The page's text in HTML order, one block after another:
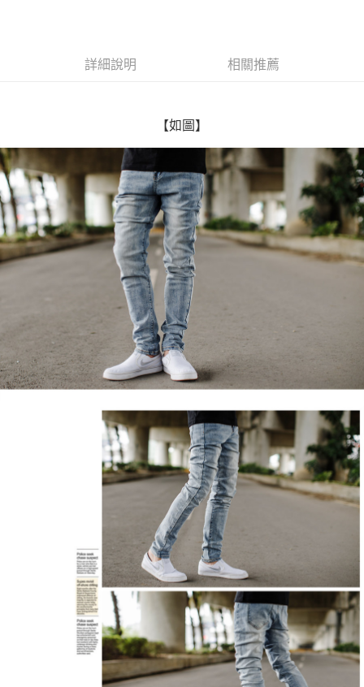
AFTEE先享後付是「在收到商品之後才付款」的支付方式。 讓您購物簡單
３．安心：先確認商品／服務後，再付款。
【「AFTEE先享後付」結帳流程】
１．於結帳方式選擇「AFTEE先享後付」後，將跳轉至「AFTEE先享後付」
結帳頁面，進行簡訊認證並確認金額後，即可完成結帳。
２．訂單成立數日內，您將收到繳費通知簡訊。
３．收到繳費通知簡訊後14天內，點擊此簡訊中的連結，可透過四大超商／
ATM／網路銀行／等多元方式進行付款，方視為交易完成。
※ 請注意：結帳手續完成當下不需立刻繳費，但若您需要取消訂單，請聯絡
購買商品的店家。未經商家同意取消之訂單仍視為有效，需透過AFTEE先享
※ 交易是否成功請以「AFTEE先享後付 」之結帳頁面顯示為準，若有關於
是否繳費成功／繳費後需取消欲退款等相關疑問，請聯繫「AFTEE先享後付
https://netprotections.freshdesk.com/support/home
【注意事項】
１．透過由恩沛科技股份有限公司提供之「AFTEE先享後付」服務完成之交
易，需依本服務之必要範圍內提供個人資料，並將交易相關給付款項請求債
權轉讓予恩沛科技股份有限公司。
https://aftee.tw/terms/#terms3
３．未成年的使用者請事先徵得法定代理人或監護人之同意方可使用
「AFTEE先享後付」，若未經同意申辦者引起之損失，本公司不負相關責
４．使用「AFTEE先享後付」時，將依據個別帳號之用戶狀況，依本公司即
時審查核予不同之上限額度；若仍有額度不足之情形，本公司將視審查結果
５．嚴禁一人註冊多個帳號或使用他人資訊註冊。若發現惡意使用之情形，
恩沛科技股份有限公司將有權停止該用戶之使用額度並採取法律行動。
每筆NT$80，滿NT$1,800(含以上)免運費
先付款後全家取貨
每筆NT$80，滿NT$1,800(含以上)免運費
7-11付款取貨
每筆NT$80，滿NT$1,800(含以上)免運費
每筆NT$80，滿NT$1,800(含以上)免運費
每筆NT$120，滿NT$3,000(含以上)免運費
海外宅配 (TWD) 查看運費
詳細說明 相關推薦
【如圖】